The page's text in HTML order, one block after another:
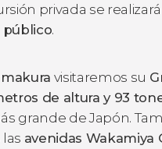
privada se realizará
.
visitaremos su
de altura y 93
grande de Japón.
avenidas Wakamiya